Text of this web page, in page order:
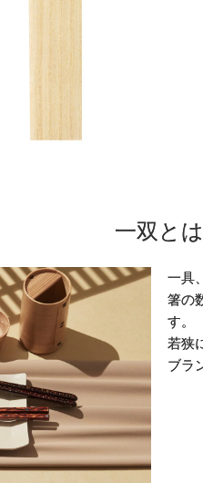
一双とは
一具
箸の
す。
若狭
ブラ